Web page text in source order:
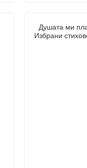
Душата ми
Избрани